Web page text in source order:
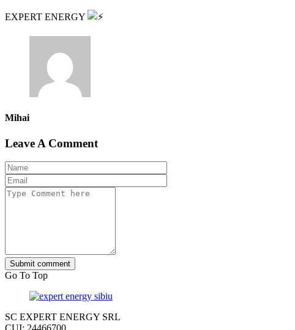
EXPERT ENERGY
Mihai
Leave A Comment
Submit comment
Go To Top
SC EXPERT ENERGY SRL